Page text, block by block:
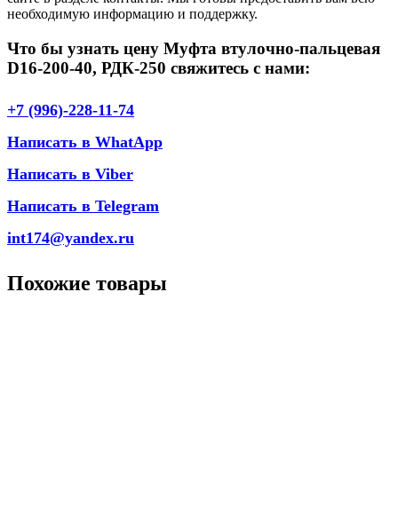
необходимую информацию и поддержку.
Что бы узнать цену Муфта втулочно-пальцевая
D16-200-40, РДК-250 свяжитесь с нами:
+7 (996)-228-11-74
Написать в WhatApp
Написать в Viber
Написать в Telegram
int174@yandex.ru
Похожие товары